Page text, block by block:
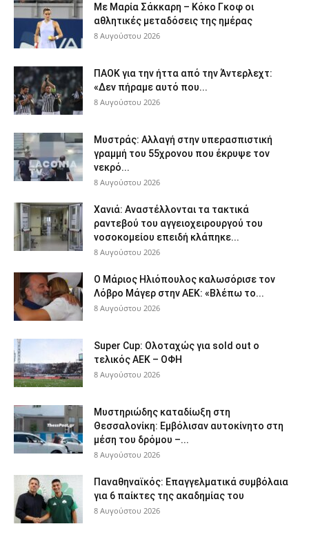
Με Μαρία Σάκκαρη – Κόκο Γκοφ οι
αθλητικές μεταδόσεις της ημέρας
8 Αυγούστου 2026
ΠΑΟΚ για την ήττα από την Άντερλεχτ:
«Δεν πήραμε αυτό που...
8 Αυγούστου 2026
Μυστράς: Αλλαγή στην υπερασπιστική
γραμμή του 55χρονου που έκρυψε τον
νεκρό...
8 Αυγούστου 2026
Χανιά: Aναστέλλονται τα τακτικά
ραντεβού του αγγειοχειρουργού του
νοσοκομείου επειδή κλάπηκε...
8 Αυγούστου 2026
Ο Μάριος Ηλιόπουλος καλωσόρισε τον
Λόβρο Μάγερ στην ΑΕΚ: «Βλέπω το...
8 Αυγούστου 2026
Super Cup: Ολοταχώς για sold out ο
τελικός ΑΕΚ – ΟΦΗ
8 Αυγούστου 2026
Μυστηριώδης καταδίωξη στη
Θεσσαλονίκη: Εμβόλισαν αυτοκίνητο στη
μέση του δρόμου –...
8 Αυγούστου 2026
Παναθηναϊκός: Επαγγελματικά συμβόλαια
για 6 παίκτες της ακαδημίας του
8 Αυγούστου 2026